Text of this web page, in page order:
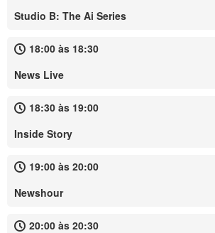
Studio B: The Ai Series
18:00 às 18:30
News Live
18:30 às 19:00
Inside Story
19:00 às 20:00
Newshour
20:00 às 20:30